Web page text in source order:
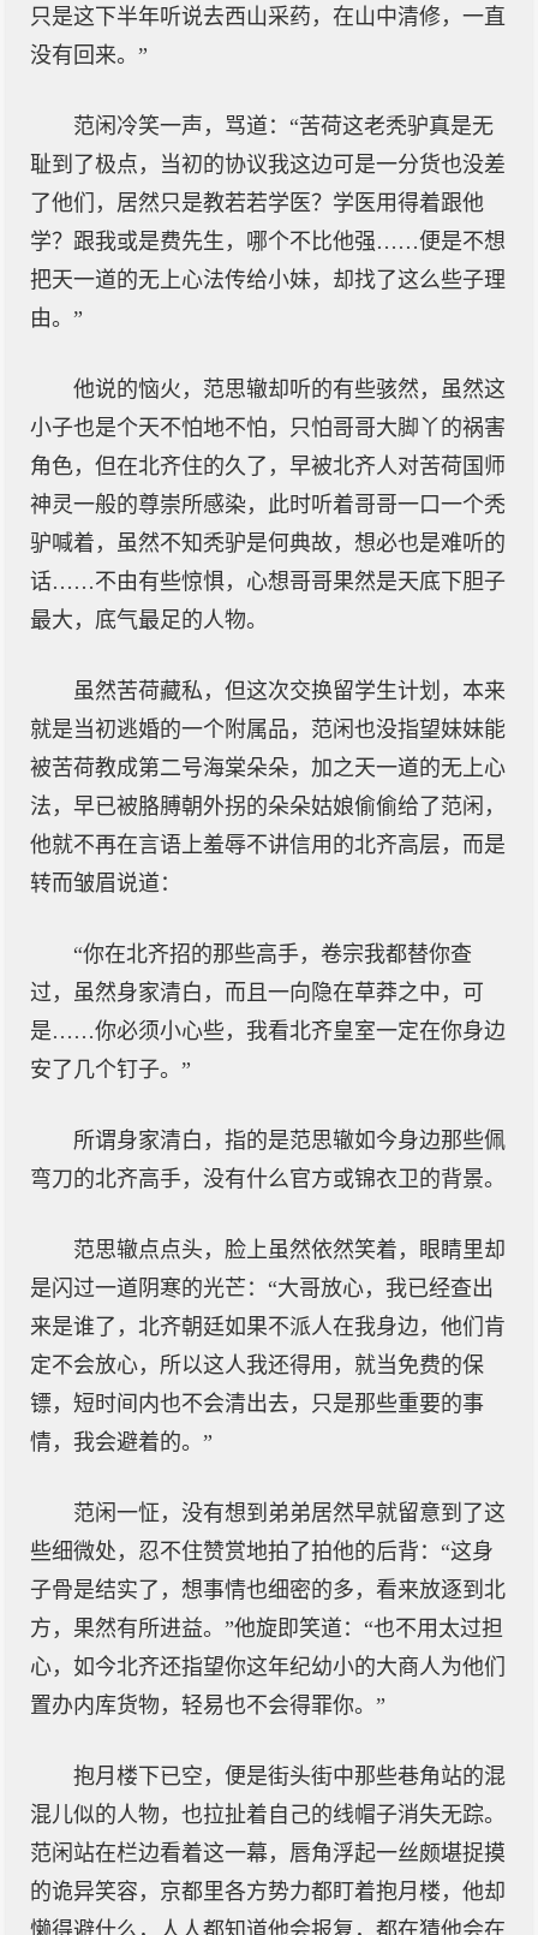
只是这下半年听说去西山采药，在山中清修，一直
没有回来。”
范闲冷笑一声，骂道：“苦荷这老秃驴真是无
耻到了极点，当初的协议我这边可是一分货也没差
了他们，居然只是教若若学医？学医用得着跟他
学？跟我或是费先生，哪个不比他强……便是不想
把天一道的无上心法传给小妹，却找了这么些子理
由。”
他说的恼火，范思辙却听的有些骇然，虽然这
小子也是个天不怕地不怕，只怕哥哥大脚丫的祸害
角色，但在北齐住的久了，早被北齐人对苦荷国师
神灵一般的尊崇所感染，此时听着哥哥一口一个秃
驴喊着，虽然不知秃驴是何典故，想必也是难听的
话……不由有些惊惧，心想哥哥果然是天底下胆子
最大，底气最足的人物。
虽然苦荷藏私，但这次交换留学生计划，本来
就是当初逃婚的一个附属品，范闲也没指望妹妹能
被苦荷教成第二号海棠朵朵，加之天一道的无上心
法，早已被胳膊朝外拐的朵朵姑娘偷偷给了范闲，
他就不再在言语上羞辱不讲信用的北齐高层，而是
转而皱眉说道：
“你在北齐招的那些高手，卷宗我都替你查
过，虽然身家清白，而且一向隐在草莽之中，可
是……你必须小心些，我看北齐皇室一定在你身边
安了几个钉子。”
所谓身家清白，指的是范思辙如今身边那些佩
弯刀的北齐高手，没有什么官方或锦衣卫的背景。
范思辙点点头，脸上虽然依然笑着，眼睛里却
是闪过一道阴寒的光芒：“大哥放心，我已经查出
来是谁了，北齐朝廷如果不派人在我身边，他们肯
定不会放心，所以这人我还得用，就当免费的保
镖，短时间内也不会清出去，只是那些重要的事
情，我会避着的。”
范闲一怔，没有想到弟弟居然早就留意到了这
些细微处，忍不住赞赏地拍了拍他的后背：“这身
子骨是结实了，想事情也细密的多，看来放逐到北
方，果然有所进益。”他旋即笑道：“也不用太过担
心，如今北齐还指望你这年纪幼小的大商人为他们
置办内库货物，轻易也不会得罪你。”
抱月楼下已空，便是街头街中那些巷角站的混
混儿似的人物，也拉扯着自己的线帽子消失无踪。
范闲站在栏边看着这一幕，唇角浮起一丝颇堪捉摸
的诡异笑容，京都里各方势力都盯着抱月楼，他却
懒得避什么，人人都知道他会报复，都在猜他会在